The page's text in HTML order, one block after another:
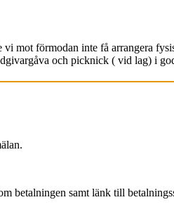
mot förmodan inte få arrangera
och picknick ( vid lag) i
betalningen samt länk till